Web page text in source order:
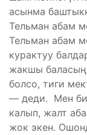
асынма
Тельман абам
Тельман абам
курактуу
жакшы
болсо, тиги
— деди. Мен
калып, жалт
жок экен.